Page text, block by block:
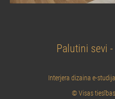
Palutini sevi
Interjera dizaina e-
© Visas